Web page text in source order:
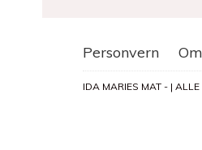
Personvern
IDA MARIES MAT - | ALLE